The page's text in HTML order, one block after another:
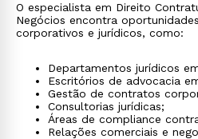
O especialista em Direito
Negócios encontra
corporativos e jurídicos, como:
Departamentos jurídicos
Escritórios de advocacia
Gestão de contratos
Consultorias jurídicas;
Áreas de compliance
Relações comerciais e